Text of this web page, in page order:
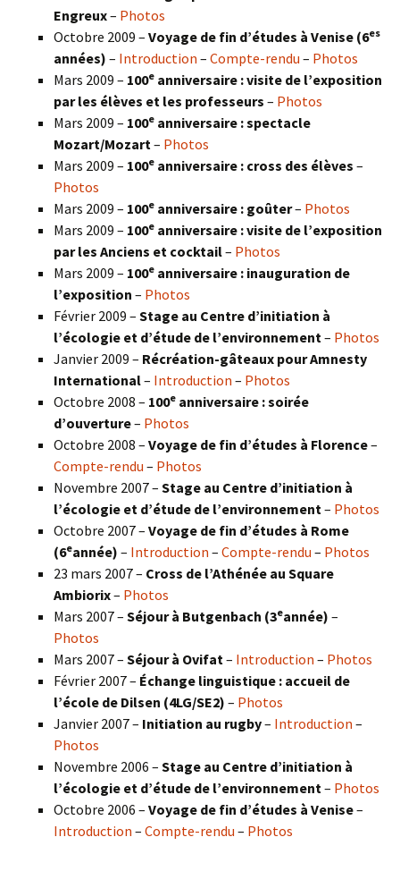
Engreux– Photos
Octobre 2009 – Voyage de fin d’études à Venise (6es
années) – Introduction – Compte-rendu – Photos
Mars 2009 – 100e anniversaire : visite de l’exposition
par les élèves et les professeurs – Photos
Mars 2009 – 100e anniversaire : spectacle
Mozart/Mozart – Photos
Mars 2009 – 100e anniversaire : cross des élèves –
Photos
Mars 2009 – 100e anniversaire : goûter– Photos
Mars 2009 – 100e anniversaire : visite de l’exposition
par les Anciens et cocktail– Photos
Mars 2009 – 100e anniversaire : inauguration de
l’exposition – Photos
Février 2009 – Stage au Centre d’initiation à
l’écologie et d’étude de l’environnement – Photos
Janvier 2009 – Récréation-gâteaux pour Amnesty
International– Introduction – Photos
Octobre 2008 – 100e anniversaire : soirée
d’ouverture– Photos
Octobre 2008 – Voyage de fin d’études à Florence–
Compte-rendu – Photos
Novembre 2007 – Stage au Centre d’initiation à
l’écologie et d’étude de l’environnement – Photos
Octobre 2007 – Voyage de fin d’études à Rome
(6eannée) – Introduction – Compte-rendu – Photos
23 mars 2007 – Cross de l’Athénée au Square
Ambiorix– Photos
Mars 2007 – Séjour à Butgenbach (3eannée) –
Photos
Mars 2007 – Séjour à Ovifat – Introduction – Photos
Février 2007 – Échange linguistique : accueil de
l’école de Dilsen (4LG/SE2) – Photos
Janvier 2007 – Initiation au rugby– Introduction –
Photos
Novembre 2006 – Stage au Centre d’initiation à
l’écologie et d’étude de l’environnement – Photos
Octobre 2006 – Voyage de fin d’études à Venise–
Introduction – Compte-rendu – Photos